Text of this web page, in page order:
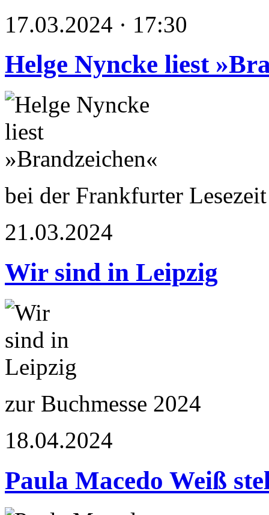
17.03.2024 · 17:30
Helge Nyncke liest
bei der Frankfurter
21.03.2024
Wir sind in Leipzig
zur Buchmesse 2024
18.04.2024
Paula Macedo Weiß